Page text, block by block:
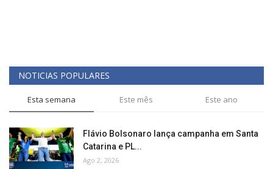
NOTICIAS POPULARES
Esta semana Este mês Este ano
Flávio Bolsonaro lança campanha em Santa
Catarina e PL...
Ago 2, 2026